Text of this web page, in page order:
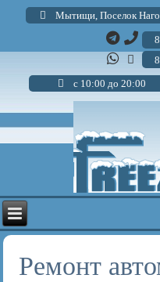
Мытищи, Поселок
с 10:00 до 20:00
Ремонт